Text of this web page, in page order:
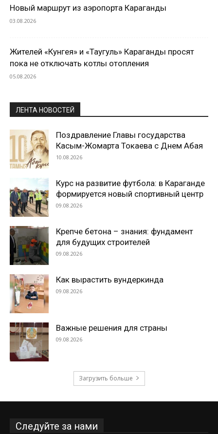
Новый маршрут из аэропорта Караганды
03.08.2026
Жителей «Кунгея» и «Таугуль» Караганды просят
пока не отключать котлы отопления
05.08.2026
ЛЕНТА НОВОСТЕЙ
Поздравление Главы государства
Касым-Жомарта Токаева с Днем Абая
10.08.2026
Курс на развитие футбола: в Караганде
формируется новый спортивный центр
09.08.2026
Крепче бетона – знания: фундамент
для будущих строителей
09.08.2026
Как вырастить вундеркинда
09.08.2026
Важные решения для страны
09.08.2026
Загрузить больше
Следуйте за нами